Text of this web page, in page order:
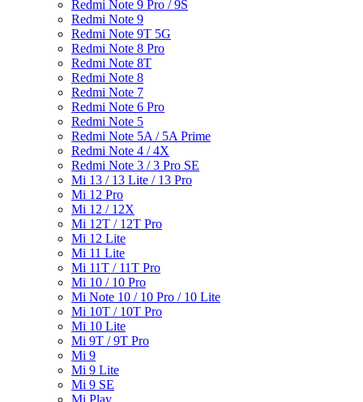
Redmi Note 9 Pro / 9S
Redmi Note 9
Redmi Note 9T 5G
Redmi Note 8 Pro
Redmi Note 8T
Redmi Note 8
Redmi Note 7
Redmi Note 6 Pro
Redmi Note 5
Redmi Note 5A / 5A Prime
Redmi Note 4 / 4X
Redmi Note 3 / 3 Pro SE
Mi 13 / 13 Lite / 13 Pro
Mi 12 Pro
Mi 12 / 12X
Mi 12T / 12T Pro
Mi 12 Lite
Mi 11 Lite
Mi 11T / 11T Pro
Mi 10 / 10 Pro
Mi Note 10 / 10 Pro / 10 Lite
Mi 10T / 10T Pro
Mi 10 Lite
Mi 9T / 9T Pro
Mi 9
Mi 9 Lite
Mi 9 SE
Mi Play